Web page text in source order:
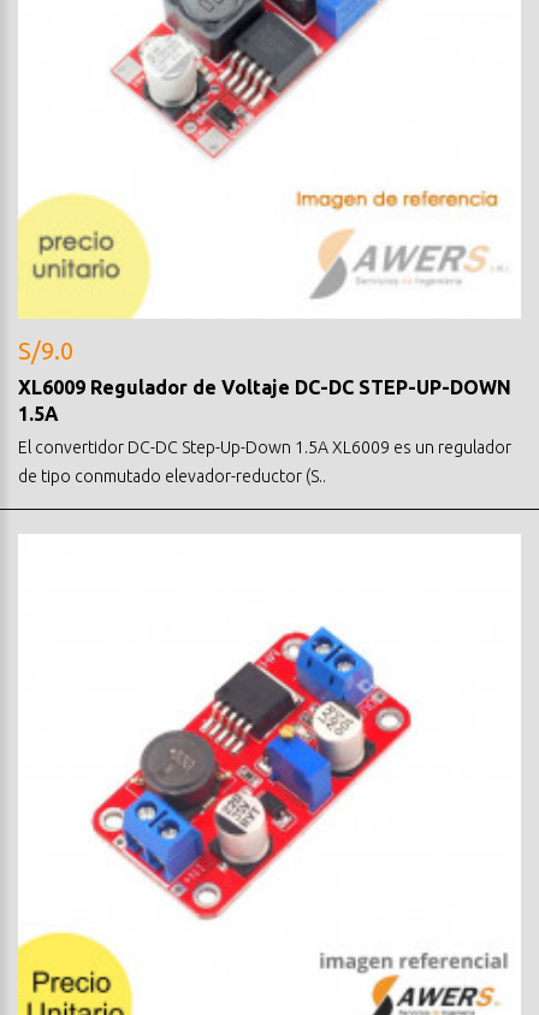
S/9.0
XL6009 Regulador de Voltaje DC-DC STEP-UP-DOWN
1.5A
El convertidor DC-DC Step-Up-Down 1.5A XL6009 es un regulador
de tipo conmutado elevador-reductor (S..